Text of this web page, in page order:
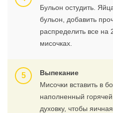
Бульон остудить.
бульон, добавить
распределить все на
мисочках.
Выпекание
Мисочки вставить в
наполненный
духовку, чтобы